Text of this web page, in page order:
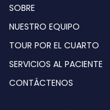
SOBRE
NUESTRO EQUIPO
TOUR POR EL CUARTO
SERVICIOS AL PACIENTE
CONTÁCTENOS